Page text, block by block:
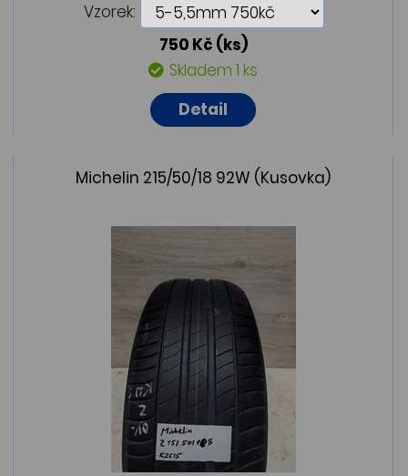
Vzorek:
750 Kč (ks)
Skladem 1 ks
Detail
Michelin 215/50/18 92W (Kusovka)